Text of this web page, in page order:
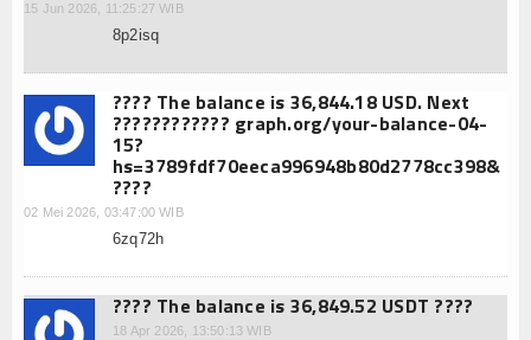
15 Jun 2026, 11:25:27 WIB
8p2isq
???? The balance is 36,844.18 USD. Next
???????????? graph.org/your-balance-04-
15?
hs=3789fdf70eeca996948b80d2778cc398&
????
02 Mei 2026, 03:47:00 WIB
6zq72h
???? The balance is 36,849.52 USDT ????
18 Apr 2026, 13:50:13 WIB